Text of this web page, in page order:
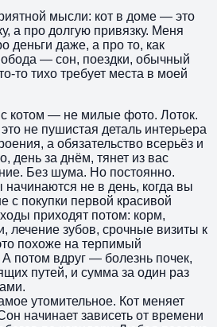
мысли: кот в доме — это
а про долгую привязку. Меня
деньги даже, а про то, как
— сон, поездки, обычный
то тихо требует места в моей
котом — не милые фото. Лоток.
не пушистая деталь интерьера
а обязательство всерьёз и
день за днём, тянет из вас
Без шума. Но постоянно.
не в день, когда вы
с покупки первой красивой
приходят потом: корм,
лечение зубов, срочные визиты к
похоже на терпимый
потом вдруг — болезнь почек,
путей, и сумма за один раз
утомительное. Кот меняет
начинает зависеть от времени